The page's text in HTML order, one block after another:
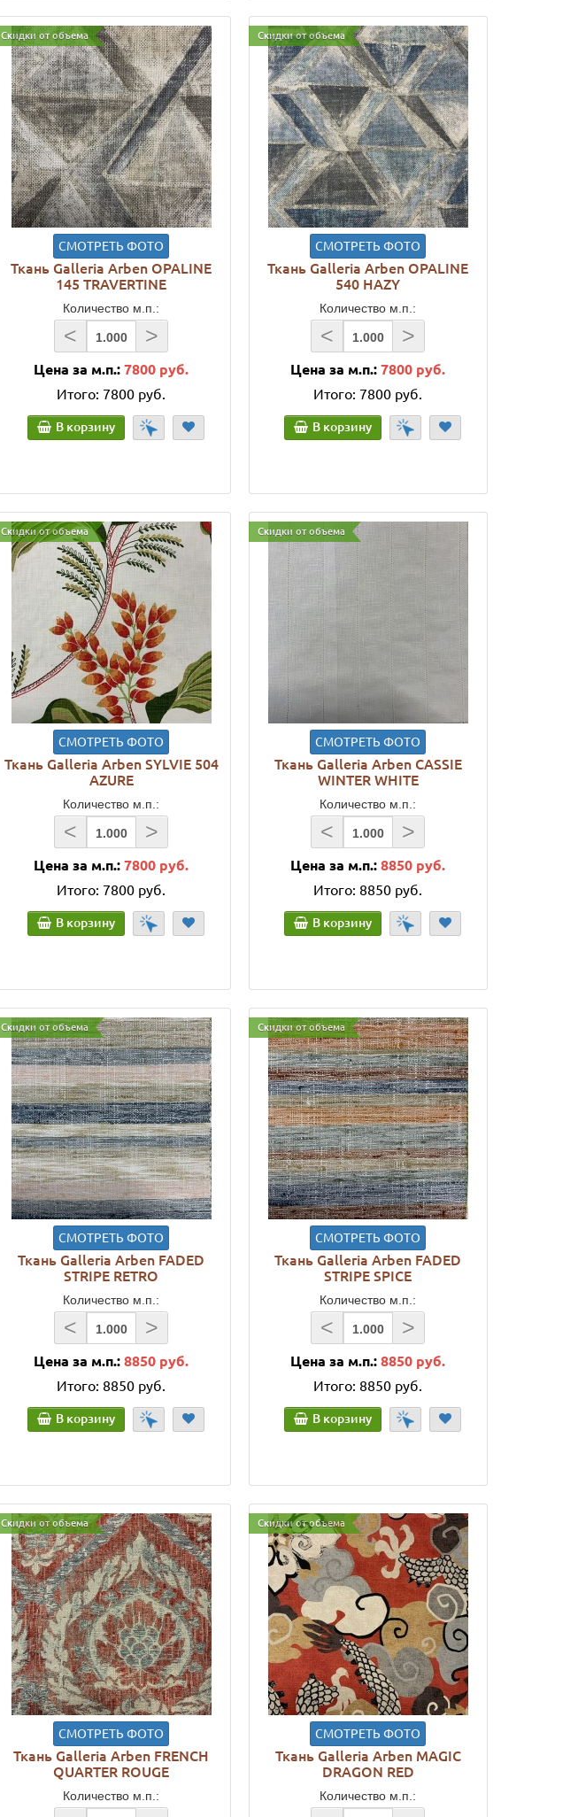
Скидки от объема
СМОТРЕТЬ ФОТО
Ткань Galleria Arben OPALINE
145 TRAVERTINE
Количество м.п.:
< >
Цена за м.п.:7800 руб.
Итого: 7800 руб.
В корзину
Скидки от объема
СМОТРЕТЬ ФОТО
Ткань Galleria Arben OPALINE
540 HAZY
Количество м.п.:
< >
Цена за м.п.:7800 руб.
Итого: 7800 руб.
В корзину
Скидки от объема
СМОТРЕТЬ ФОТО
Ткань Galleria Arben SYLVIE 504
AZURE
Количество м.п.:
< >
Цена за м.п.:7800 руб.
Итого: 7800 руб.
В корзину
Скидки от объема
СМОТРЕТЬ ФОТО
Ткань Galleria Arben CASSIE
WINTER WHITE
Количество м.п.:
< >
Цена за м.п.:8850 руб.
Итого: 8850 руб.
В корзину
Скидки от объема
СМОТРЕТЬ ФОТО
Ткань Galleria Arben FADED
STRIPE RETRO
Количество м.п.:
< >
Цена за м.п.:8850 руб.
Итого: 8850 руб.
В корзину
Скидки от объема
СМОТРЕТЬ ФОТО
Ткань Galleria Arben FADED
STRIPE SPICE
Количество м.п.:
< >
Цена за м.п.:8850 руб.
Итого: 8850 руб.
В корзину
Скидки от объема
СМОТРЕТЬ ФОТО
Ткань Galleria Arben FRENCH
QUARTER ROUGE
Количество м.п.:
Скидки от объема
СМОТРЕТЬ ФОТО
Ткань Galleria Arben MAGIC
DRAGON RED
Количество м.п.: